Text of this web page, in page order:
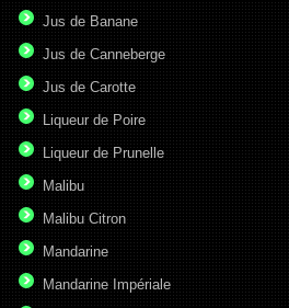
Jus de Banane
Jus de Canneberge
Jus de Carotte
Liqueur de Poire
Liqueur de Prunelle
Malibu
Malibu Citron
Mandarine
Mandarine Impériale